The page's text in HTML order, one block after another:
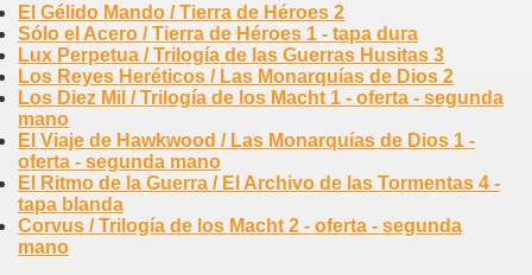
El Gélido Mando / Tierra de Héroes 2
Sólo el Acero / Tierra de Héroes 1 - tapa dura
Lux Perpetua / Trilogía de las Guerras Husitas 3
Los Reyes Heréticos / Las Monarquías de Dios 2
Los Diez Mil / Trilogía de los Macht 1 - oferta - segunda
mano
El Viaje de Hawkwood / Las Monarquías de Dios 1 -
oferta - segunda mano
El Ritmo de la Guerra / El Archivo de las Tormentas 4 -
tapa blanda
Corvus / Trilogía de los Macht 2 - oferta - segunda
mano